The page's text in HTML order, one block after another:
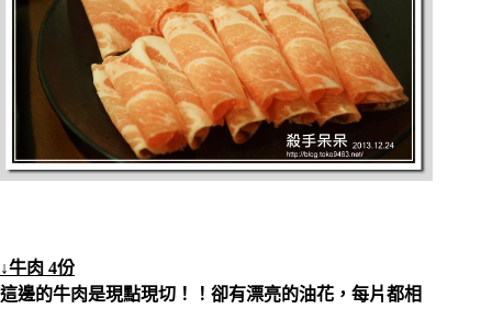
↓牛肉 4份
這邊的牛肉是現點現切！！卻有漂亮的油花，每片都相